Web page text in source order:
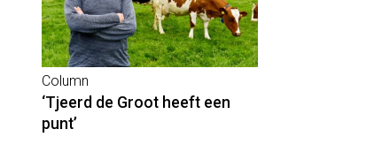
Column
‘Tjeerd de Groot heeft een
punt’